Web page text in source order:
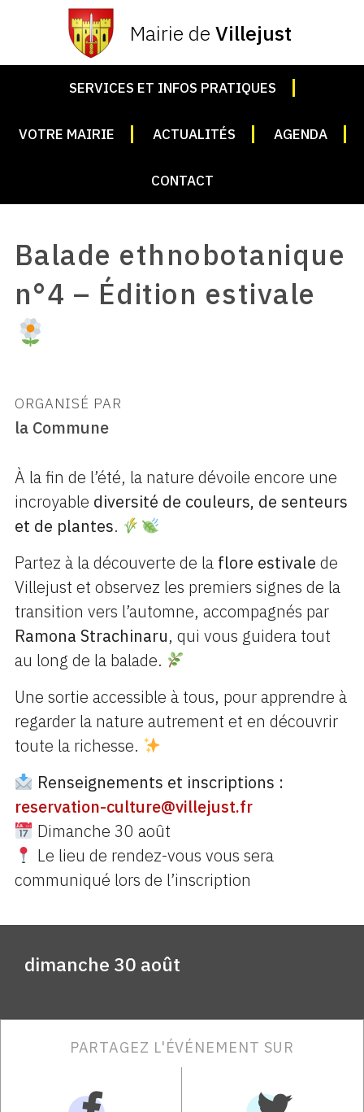
Mairie de Villejust
SERVICES ET INFOS PRATIQUES
VOTRE MAIRIE ACTUALITÉS AGENDA
CONTACT
Balade ethnobotanique
n°4 – Édition estivale
ORGANISÉ PAR
la Commune
À la fin de l’été, la nature dévoile encore une
incroyable diversité de couleurs, de senteurs
et de plantes.
Partez à la découverte de laflore estivale de
Villejust et observez les premiers signes de la
transition vers l’automne, accompagnés par
Ramona Strachinaru, qui vous guidera tout
au long de la balade.
Une sortie accessible à tous, pour apprendre à
regarder la nature autrement et en découvrir
toute la richesse.
Renseignements et inscriptions :
reservation-culture@villejust.fr
Dimanche 30 août
Le lieu de rendez-vous vous sera
communiqué lors de l’inscription
dimanche 30 août
PARTAGEZ L'ÉVÉNEMENT SUR